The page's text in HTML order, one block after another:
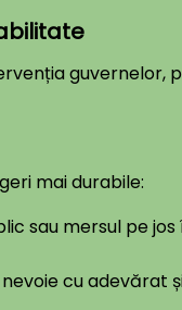
guvernelor,
mai durabile:
sau mersul pe jos
cu adevărat